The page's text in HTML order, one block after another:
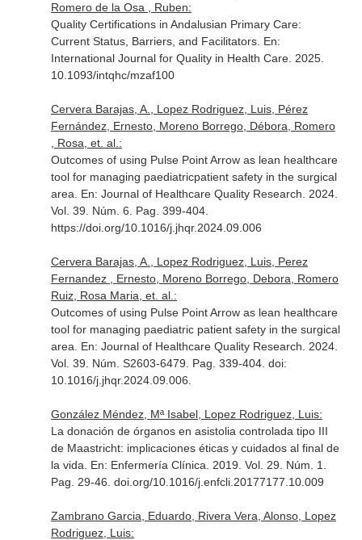
Romero de la Osa , Ruben:
Quality Certifications in Andalusian Primary Care:
Current Status, Barriers, and Facilitators. En:
International Journal for Quality in Health Care. 2025.
10.1093/intqhc/mzaf100
Cervera Barajas, A., Lopez Rodriguez, Luis, Pérez
Fernández, Ernesto, Moreno Borrego, Débora, Romero
, Rosa, et. al.:
Outcomes of using Pulse Point Arrow as lean healthcare
tool for managing paediatricpatient safety in the surgical
area. En: Journal of Healthcare Quality Research . 2024.
Vol. 39. Núm. 6. Pag. 399-404.
https://doi.org/10.1016/j.jhqr.2024.09.006
Cervera Barajas, A., Lopez Rodriguez, Luis, Perez
Fernandez , Ernesto, Moreno Borrego, Debora, Romero
Ruiz, Rosa Maria, et. al.:
Outcomes of using Pulse Point Arrow as lean healthcare
tool for managing paediatric patient safety in the surgical
area. En: Journal of Healthcare Quality Research . 2024.
Vol. 39. Núm. S2603-6479. Pag. 339-404. doi:
10.1016/j.jhqr.2024.09.006.
González Méndez, Mª Isabel, Lopez Rodriguez, Luis:
La donación de órganos en asistolia controlada tipo III
de Maastricht: implicaciones éticas y cuidados al final de
la vida. En: Enfermería Clínica . 2019. Vol. 29. Núm. 1.
Pag. 29-46. doi.org/10.1016/j.enfcli.20177177.10.009
Zambrano Garcia, Eduardo, Rivera Vera, Alonso, Lopez
Rodriguez, Luis: